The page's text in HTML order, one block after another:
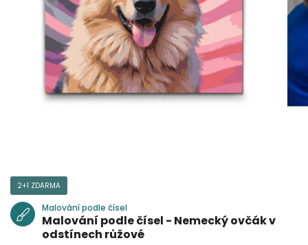
2+1 ZDARMA
Malování podle čísel
Malování podle čísel - Nemecký ovčák v
odstínech růžové